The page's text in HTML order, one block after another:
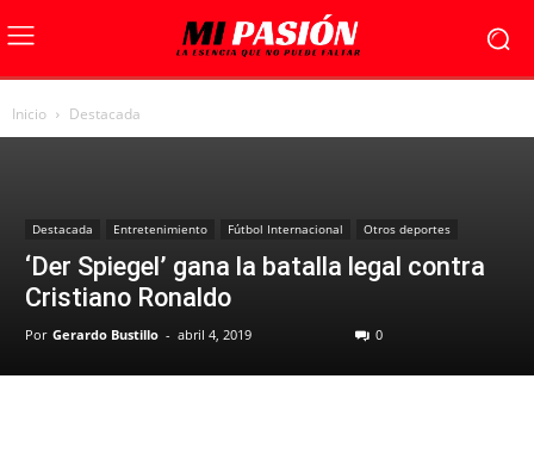
Inicio Destacada
Destacada Entretenimiento Fútbol Internacional Otros deportes
‘Der Spiegel’ gana la batalla legal contra
Cristiano Ronaldo
Por Gerardo Bustillo - abril 4, 2019 0